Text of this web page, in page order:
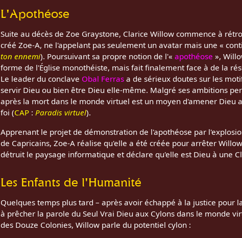
L'Apothéose
Suite au décès de Zoe Graystone, Clarice Willow commence à
créé Zoe-A, ne l'appelant pas seulement un avatar mais une «
ton ennemi). Poursuivant sa propre notion de l'«apothéose »,
forme de l'Église monothéiste, mais fait finalement face à de la
Le leader du conclave Obal Ferras a de sérieux doutes sur les
servir Dieu ou bien être Dieu elle-même. Malgré ses ambitions
après la mort dans le monde virtuel est un moyen d'amener Dieu
foi (CAP :Paradis virtuel).
Apprenant le projet de démonstration de l'apothéose par
de Capricains, Zoe-A réalise qu'elle a été créée pour arrêter
détruit le paysage informatique et déclare qu'elle est Dieu à une
Les Enfants de l'Humanité
Quelques temps plus tard – après avoir échappé à la justice pour
à prêcher la parole du Seul Vrai Dieu aux Cylons dans le monde
des Douze Colonies, Willow parle du potentiel cylon :